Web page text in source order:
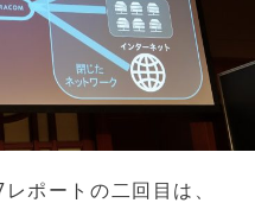
ポートの二回目は、